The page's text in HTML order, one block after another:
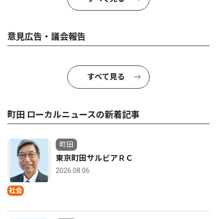
意見広告・議会報告
すべて見る
町田 ローカルニュースの新着記事
社会
町田
東京町田サルビアＲＣ
2026.08.06